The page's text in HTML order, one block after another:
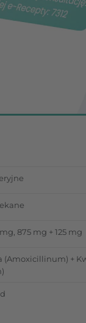
875 mg + 125 mg
(Amoxicillinum) +